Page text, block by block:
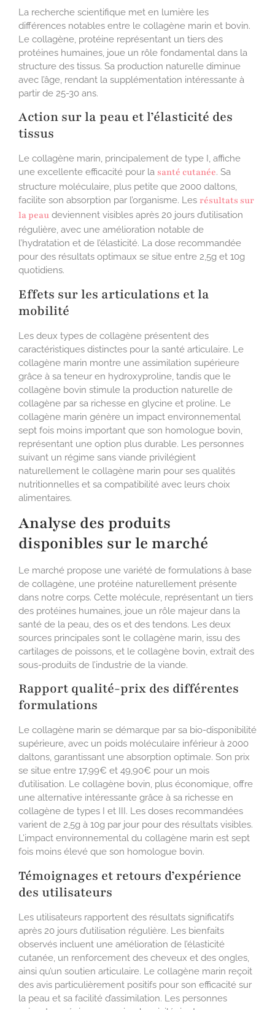
La recherche scientifique met en lumière les
différences notables entre le collagène marin et bovin.
Le collagène, protéine représentant un tiers des
protéines humaines, joue un rôle fondamental dans la
structure des tissus. Sa production naturelle diminue
avec l’âge, rendant la supplémentation intéressante à
partir de 25-30 ans.
Action sur la peau et l’élasticité des
tissus
Le collagène marin, principalement de type I, affiche
une excellente efficacité pour la santé cutanée. Sa
structure moléculaire, plus petite que 2000 daltons,
facilite son absorption par l’organisme. Les résultats sur
la peau deviennent visibles après 20 jours d’utilisation
régulière, avec une amélioration notable de
l’hydratation et de l’élasticité. La dose recommandée
pour des résultats optimaux se situe entre 2,5g et 10g
quotidiens.
Effets sur les articulations et la
mobilité
Les deux types de collagène présentent des
caractéristiques distinctes pour la santé articulaire. Le
collagène marin montre une assimilation supérieure
grâce à sa teneur en hydroxyproline, tandis que le
collagène bovin stimule la production naturelle de
collagène par sa richesse en glycine et proline. Le
collagène marin génère un impact environnemental
sept fois moins important que son homologue bovin,
représentant une option plus durable. Les personnes
suivant un régime sans viande privilégient
naturellement le collagène marin pour ses qualités
nutritionnelles et sa compatibilité avec leurs choix
alimentaires.
Analyse des produits
disponibles sur le marché
Le marché propose une variété de formulations à base
de collagène, une protéine naturellement présente
dans notre corps. Cette molécule, représentant un tiers
des protéines humaines, joue un rôle majeur dans la
santé de la peau, des os et des tendons. Les deux
sources principales sont le collagène marin, issu des
cartilages de poissons, et le collagène bovin, extrait des
sous-produits de l’industrie de la viande.
Rapport qualité-prix des différentes
formulations
Le collagène marin se démarque par sa bio-disponibilité
supérieure, avec un poids moléculaire inférieur à 2000
daltons, garantissant une absorption optimale. Son prix
se situe entre 17,99€ et 49,90€ pour un mois
d’utilisation. Le collagène bovin, plus économique, offre
une alternative intéressante grâce à sa richesse en
collagène de types I et III. Les doses recommandées
varient de 2,5g à 10g par jour pour des résultats visibles.
L’impact environnemental du collagène marin est sept
fois moins élevé que son homologue bovin.
Témoignages et retours d’expérience
des utilisateurs
Les utilisateurs rapportent des résultats significatifs
après 20 jours d’utilisation régulière. Les bienfaits
observés incluent une amélioration de l’élasticité
cutanée, un renforcement des cheveux et des ongles,
ainsi qu’un soutien articulaire. Le collagène marin reçoit
des avis particulièrement positifs pour son efficacité sur
la peau et sa facilité d’assimilation. Les personnes